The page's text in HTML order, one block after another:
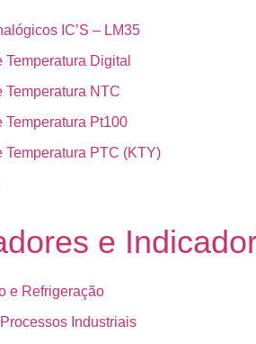
IC’S – LM35
Temperatura Digital
Temperatura NTC
Temperatura Pt100
Temperatura PTC (KTY)
e
e Refrigeração
Industriais